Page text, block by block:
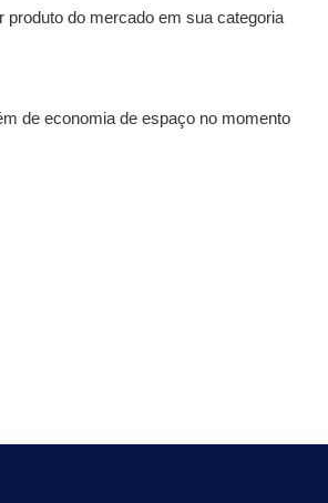
do mercado em sua categoria
de economia de espaço no momento